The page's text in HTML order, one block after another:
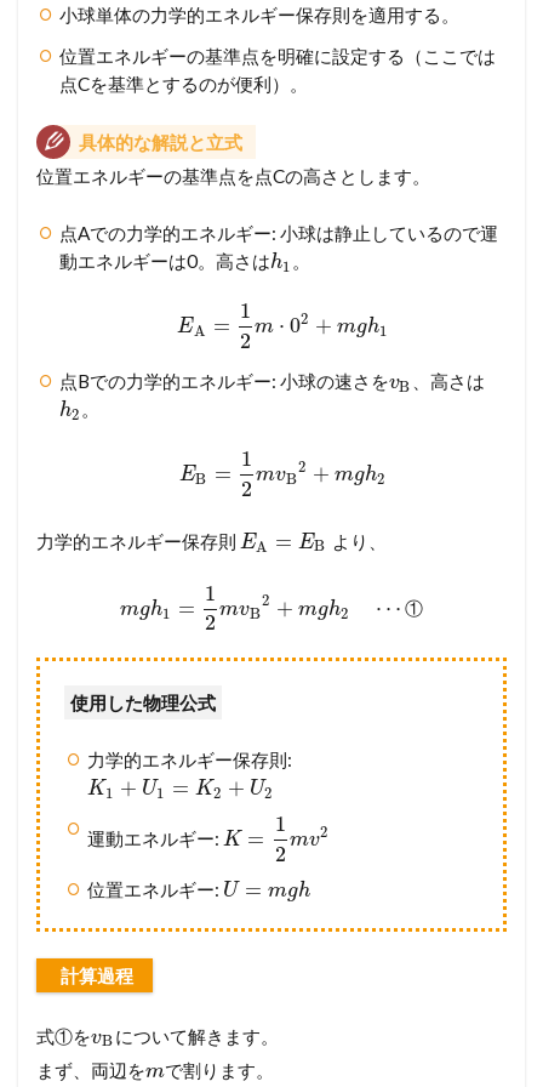
読
み
解
こ
3.2
【
問
別
え
方
セ
で
ガ
イ
メ
ン
バ
シ
が
必
で
小球単体の力学的エネルギー保存則を適用する。
位置エネルギーの基準点を明確に設定する（ここでは
点Cを基準とするのが便利）。
具体的な解説と立式
位置エネルギーの基準点を点Cの高さとします。
点Aでの力学的エネルギー: 小球は静止しているので運
動エネルギーは0。高さはh1 。
EA =
1
2
m ⋅ 02 + mgh1
点Bでの力学的エネルギー: 小球の速さをvB 、高さは
h2 。
EB =
1
2
mvB
2 + mgh2
力学的エネルギー保存則 EA = EB より、
mgh1 =
1
2
mvB
2 + mgh2 ⋯ ①
使用した物理公式
力学的エネルギー保存則:
K1 + U1 = K2 + U2
運動エネルギー: K =
1
2
mv2
位置エネルギー: U = mgh
計算過程
式①をvB について解きます。
まず、両辺をmで割ります。